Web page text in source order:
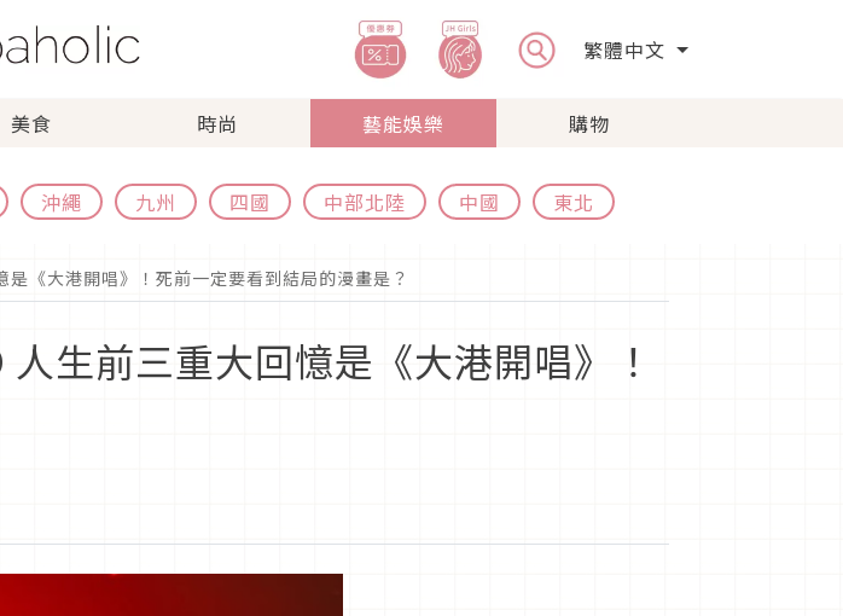
繁體中文
美食 時尚 藝能娛樂 購物
沖繩 九州 四國 中部北陸 中國 東北
《大港開唱》！死前一定要看到結局的漫畫是？
生前三重大回憶是《大港開唱》！